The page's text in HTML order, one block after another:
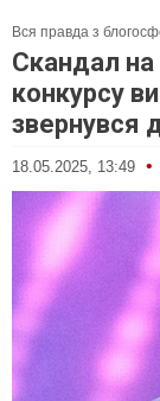
Вся правда з
Скандал
конкурсу
звернувся
18.05.2025, 13:49 •